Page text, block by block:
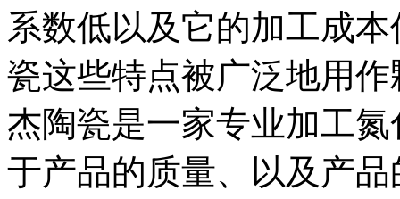
系数低以及它的加工成
瓷这些特点被广泛地用
杰陶瓷是一家专业加工
于产品的质量、以及产